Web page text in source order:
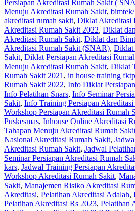
Persiapan Akreditasi Rumah Sakit (
Menuju Akreditasi Rumah Sakit,
akreditasi rumah sakit, Diklat Akreditasi
Akreditasi Rumah Sakit 2022, Diklat
Akreditasi Rumah Sakit, Diklat dan
Akreditasi Rumah Sakit (SNAR), Diklat
Sakit, Diklat Persiapan Akreditasi
Menuju Akreditasi Rumah Sakit, Diklat
Rumah Sakit 2021 , in house training fktp
Rumah Sakit 2022, Info Diklat
Info Pelatihan Snars, Info Seminar
Sakit, Info Training Persiapan
Workshop Persiapan Akreditasi Rumah
Puskesmas, Inhouse Online Akreditasi
Tahapan Menuju Akreditasi Rumah
Nasional Akreditasi Rumah Sakit,
Akreditasi Rumah Sakit, Jadwal
Seminar Persiapan Akreditasi Rumah
kars, Jadwal Training Persiapan
Workshop Akreditasi Rumah Sakit,
Sakit, Manajemen Risiko Akreditasi
Akreditasi, Pelatihan Akreditasi Adalah,
Pelatihan Akreditasi Rs 2023, Pelatihan